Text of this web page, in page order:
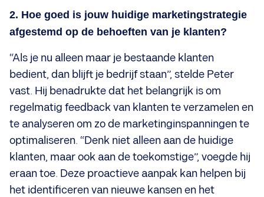
2. Hoe goed is jouw huidige marketingstrategie
afgestemd op de behoeften van je klanten?
“Als je nu alleen maar je bestaande klanten
bedient, dan blijft je bedrijf staan”, stelde Peter
vast. Hij benadrukte dat het belangrijk is om
regelmatig feedback van klanten te verzamelen en
te analyseren om zo de marketinginspanningen te
optimaliseren. “Denk niet alleen aan de huidige
klanten, maar ook aan de toekomstige”, voegde hij
eraan toe. Deze proactieve aanpak kan helpen bij
het identificeren van nieuwe kansen en het